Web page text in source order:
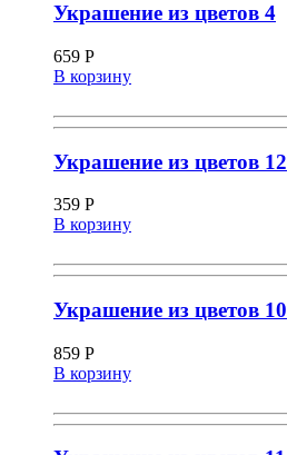
Украшение из цветов 4
659 Р
В корзину
Украшение из цветов 12
359 Р
В корзину
Украшение из цветов 10
859 Р
В корзину